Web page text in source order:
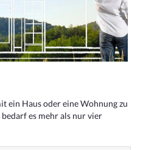
ein Haus oder eine Wohnung zu
es mehr als nur vier